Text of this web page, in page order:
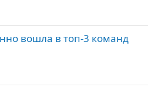
вошла в топ-3 команд